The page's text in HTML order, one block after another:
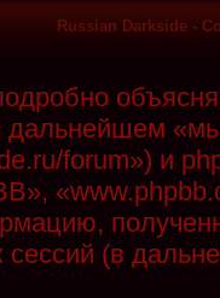
Russian Darkside -
дальнейшем
forum») и
сессий (в